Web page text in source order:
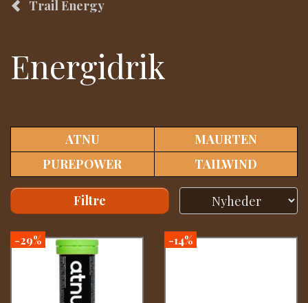
Trail Energy
Energidrik
ATNU
MAURTEN
PUREPOWER
TAILWIND
Filtre
-29% -14%